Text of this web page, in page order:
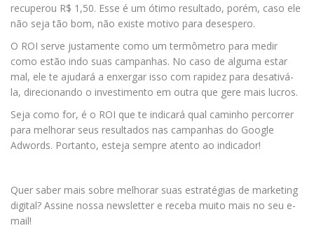
recuperou R$ 1,50. Esse é um ótimo resultado, porém, caso ele
não seja tão bom, não existe motivo para desespero.
O ROI serve justamente como um termômetro para medir
como estão indo suas campanhas. No caso de alguma estar
mal, ele te ajudará a enxergar isso com rapidez para desativá-
la, direcionando o investimento em outra que gere mais lucros.
Seja como for, é o ROI que te indicará qual caminho percorrer
para melhorar seus resultados nas campanhas do Google
Adwords. Portanto, esteja sempre atento ao indicador!
Quer saber mais sobre melhorar suas estratégias de marketing
digital? Assine nossa newsletter e receba muito mais no seu e-
mail!